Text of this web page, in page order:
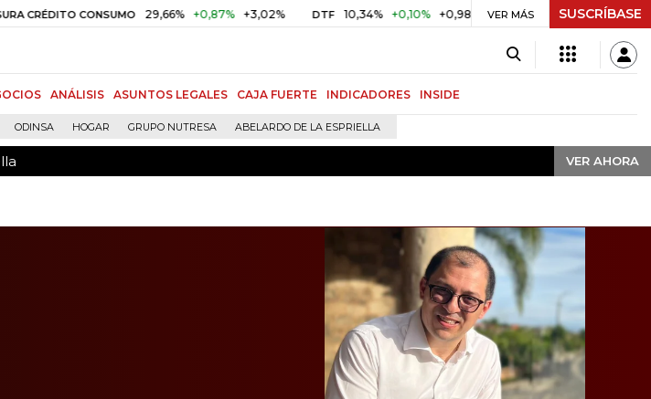
CONSUMO 29,66% +0,87% +3,02% DTF 10,34% +0,10% +0,98% UVR $ 416,91 +$ 0,05 +0,01%
VER MÁS SUSCRÍBASE
ANÁLISIS ASUNTOS LEGALES CAJA FUERTE INDICADORES INSIDE
ODINSA HOGAR GRUPO NUTRESA ABELARDO DE LA ESPRIELLA
VER AHORA
VER AHORA